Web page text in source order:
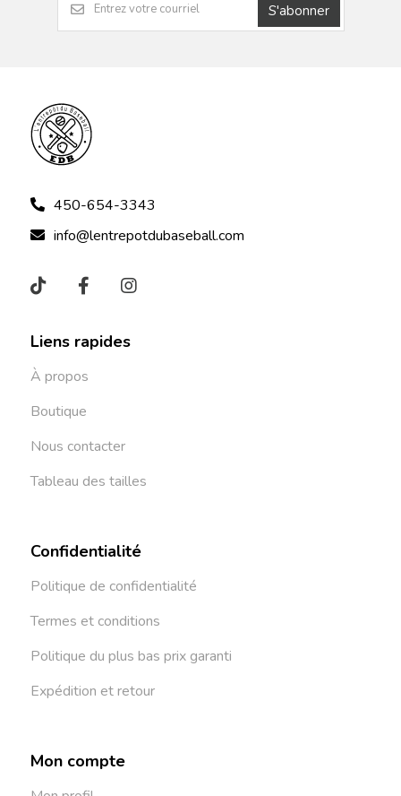
S'abonner
450-654-3343
info@lentrepotdubaseball.com
Liens rapides
À propos
Boutique
Nous contacter
Tableau des tailles
Confidentialité
Politique de confidentialité
Termes et conditions
Politique du plus bas prix garanti
Expédition et retour
Mon compte